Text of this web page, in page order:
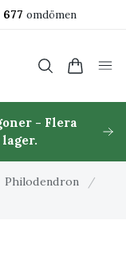
677 omdömen
- Flera
Philodendron
/